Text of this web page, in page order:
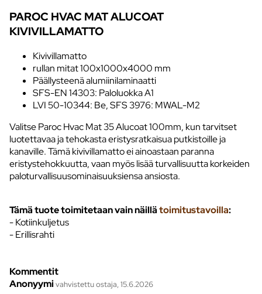
PAROC HVAC MAT ALUCOAT
KIVIVILLAMATTO
Kivivillamatto
rullan mitat 100x1000x4000 mm
Päällysteenä alumiinilaminaatti
SFS-EN 14303: Paloluokka A1
LVI 50-10344: Be, SFS 3976: MWAL-M2
Valitse Paroc Hvac Mat 35 Alucoat 100mm, kun tarvitset
luotettavaa ja tehokasta eristysratkaisua putkistoille ja
kanaville. Tämä kivivillamatto ei ainoastaan paranna
eristystehokkuutta, vaan myös lisää turvallisuutta korkeiden
paloturvallisuusominaisuuksiensa ansiosta.
Tämä tuote toimitetaan vain näillätoimitustavoilla:
- Kotiinkuljetus
- Erillisrahti
Kommentit
Anonyymivahvistettu ostaja, 15.6.2026